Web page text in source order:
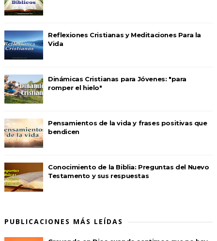
Reflexiones Cristianas y Meditaciones Para la
Vida
Dinámicas Cristianas para Jóvenes: "para
romper el hielo"
Pensamientos de la vida y frases positivas que
bendicen
Conocimiento de la Biblia: Preguntas del Nuevo
Testamento y sus respuestas
PUBLICACIONES MÁS LEÍDAS